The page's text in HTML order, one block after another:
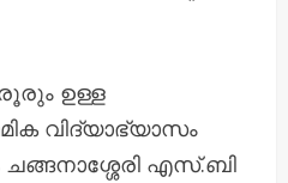
ഉള്ള
വിദ്യാഭ്യാസം
എസ്.ബി